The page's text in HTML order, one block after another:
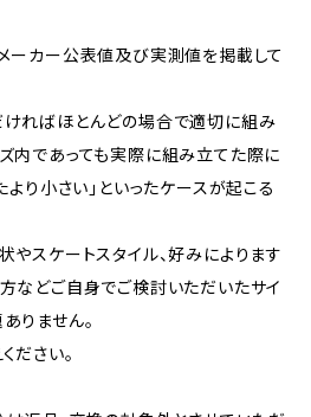
ーカー公表値及び実測値を掲載して
ればほとんどの場合で適切に組み
内であっても実際に組み立てた際に
より小さい」といったケースが起こる
やスケートスタイル、好みによります
などご自身でご検討いただいたサイ
りません。
ださい。